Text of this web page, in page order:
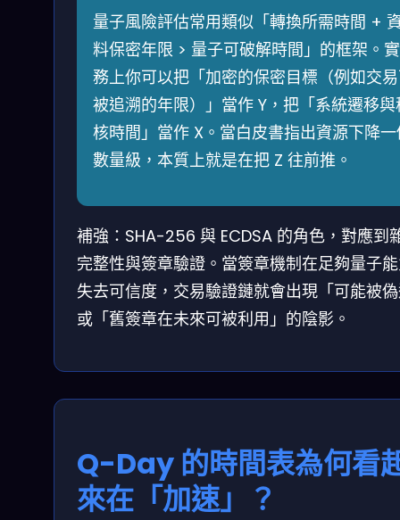
量子風險評估常用類似「轉換所需時間 +
料保密年限 > 量子可破解時間」的框架。實
務上你可以把「加密的保密目標（例如交
被追溯的年限）」當作 Y，把「系統遷移與
核時間」當作 X。當白皮書指出資源下降
數量級，本質上就是在把 Z 往前推。
補強：SHA-256 與 ECDSA 的角色，對應到
完整性與簽章驗證。當簽章機制在足夠量子
失去可信度，交易驗證鏈就會出現「可能被
或「舊簽章在未來可被利用」的陰影。
Q-Day 的時間表為何看
來在「加速」？